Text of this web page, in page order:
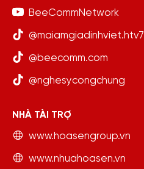
BeeCommNetwork
@maiamgiadinhviet.htv7
@beecomm.com
@nghesycongchung
NHÀ TÀI TRỢ
www.hoasengroup.vn
www.nhuahoasen.vn